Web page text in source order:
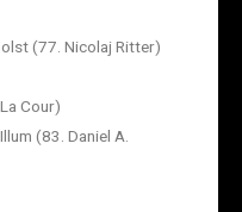
(77. Nicolaj Ritter)
Cour)
(83. Daniel A.